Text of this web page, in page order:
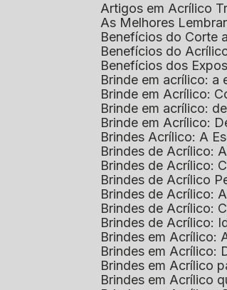
Artigos em Acrílico
As Melhores
Benefícios do
Benefícios do
Benefícios dos
Brinde em acrílico:
Brinde em Acrílico:
Brinde em acrílico:
Brinde em Acrílico:
Brindes Acrílico: A
Brindes de Acrílico:
Brindes de Acrílico:
Brindes de Acrílico
Brindes de Acrílico:
Brindes de Acrílico:
Brindes de Acrílico:
Brindes em
Brindes em
Brindes em Acrílico
Brindes em Acrílico